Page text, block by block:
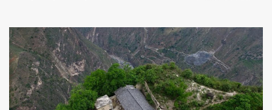
инструменты для текстурирования, чтобы точно
вылепить каждую деталь. источник
https://calvinnicholls.com/